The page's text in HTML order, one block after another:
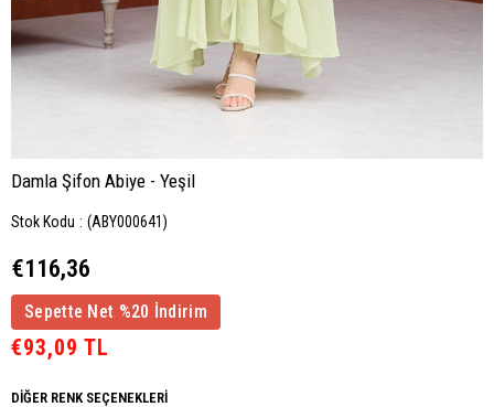
Damla Şifon Abiye - Yeşil
Stok Kodu (ABY000641)
€116,36
Sepette Net %20 İndirim
€93,09 TL
DIĞER RENK SEÇENEKLERI